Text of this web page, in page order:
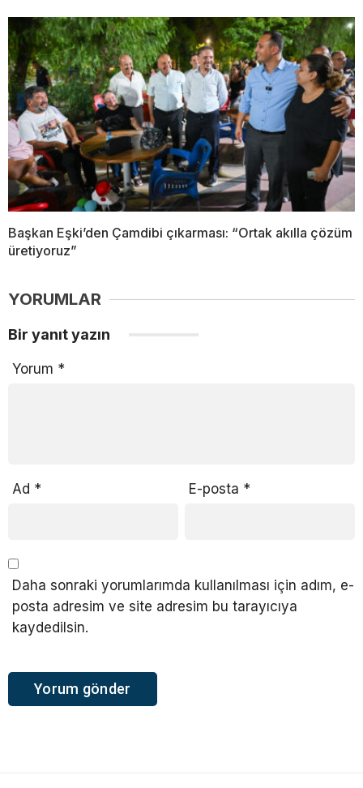
Başkan Eşki’den Çamdibi çıkarması: “Ortak akılla çözüm
üretiyoruz”
YORUMLAR
Bir yanıt yazın
Yorum *
Ad * E-posta *
Daha sonraki yorumlarımda kullanılması için adım, e-
posta adresim ve site adresim bu tarayıcıya
kaydedilsin.